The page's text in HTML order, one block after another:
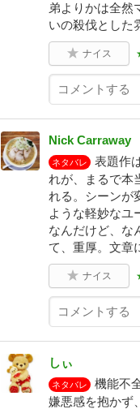
弟よりかは全然
いの殺伐とした
ナイス
Nick Carraway
ネタバレ
表題作
れが、まるで本
れる。シーンが
ような軽妙なユ
なんだけど、な
て、重厚。文章
ナイス
しぃ
ネタバレ
機能不
嫌悪感を抱かず